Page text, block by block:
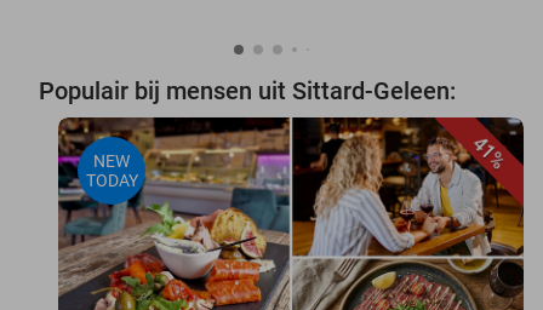
Populair bij mensen uit Sittard-Geleen:
41%
NEW
TODAY